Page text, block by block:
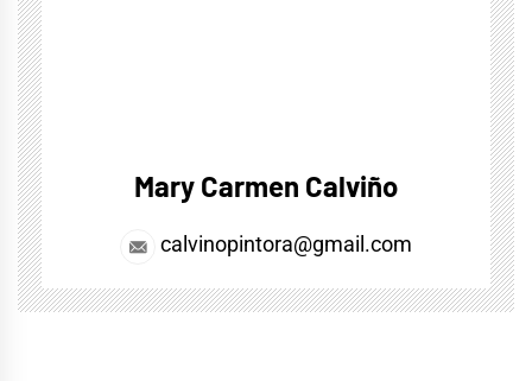
Mary Carmen Calviño
calvinopintora@gmail.com